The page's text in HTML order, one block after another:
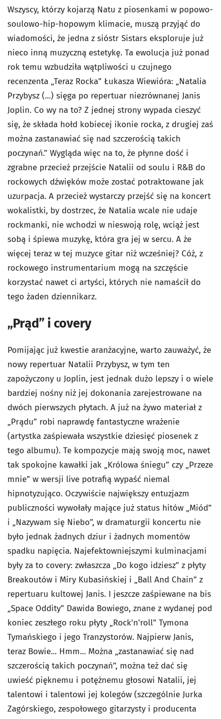
Wszyscy, którzy kojarzą Natu z piosenkami w popowo-
soulowo-hip-hopowym klimacie, muszą przyjąć do
wiadomości, że jedna z sióstr Sistars eksploruje już
nieco inną muzyczną estetykę. Ta ewolucja już ponad
rok temu wzbudziła wątpliwości u czujnego
recenzenta „Teraz Rocka” Łukasza Wiewióra: „Natalia
Przybysz (...) sięga po repertuar niezrównanej Janis
Joplin. Co wy na to? Z jednej strony wypada cieszyć
się, że składa hołd kobiecej ikonie rocka, z drugiej zaś
można zastanawiać się nad szczerością takich
poczynań.” Wygląda więc na to, że płynne dość i
zgrabne przecież przejście Natalii od soulu i R&B do
rockowych dźwięków może zostać potraktowane jak
uzurpacja. A przecież wystarczy przejść się na koncert
wokalistki, by dostrzec, że Natalia wcale nie udaje
rockmanki, nie wchodzi w nieswoją rolę, wciąż jest
sobą i śpiewa muzykę, która gra jej w sercu. A że
więcej teraz w tej muzyce gitar niż wcześniej? Cóż, z
rockowego instrumentarium mogą na szczęście
korzystać nawet ci artyści, których nie namaścił do
tego żaden dziennikarz.
„Prąd” i covery
Pomijając już kwestie aranżacyjne, warto zauważyć, że
nowy repertuar Natalii Przybysz, w tym ten
zapożyczony u Joplin, jest jednak dużo lepszy i o wiele
bardziej nośny niż jej dokonania zarejestrowane na
dwóch pierwszych płytach. A już na żywo materiał z
„Prądu” robi naprawdę fantastyczne wrażenie
(artystka zaśpiewała wszystkie dziesięć piosenek z
tego albumu). Te kompozycje mają swoją moc, nawet
tak spokojne kawałki jak „Królowa śniegu” czy „Przeze
mnie” w wersji live potrafią wypaść niemal
hipnotyzująco. Oczywiście największy entuzjazm
publiczności wywołały mające już status hitów „Miód”
i „Nazywam się Niebo”, w dramaturgii koncertu nie
było jednak żadnych dziur i żadnych momentów
spadku napięcia. Najefektowniejszymi kulminacjami
były za to covery: zwłaszcza „Do kogo idziesz” z płyty
Breakoutów i Miry Kubasińskiej i „Ball And Chain” z
repertuaru kultowej Janis. I jeszcze zaśpiewane na bis
„Space Oddity” Dawida Bowiego, znane z wydanej pod
koniec zeszłego roku płyty „Rock'n'roll” Tymona
Tymańskiego i jego Tranzystorów. Najpierw Janis,
teraz Bowie... Hmm... Można „zastanawiać się nad
szczerością takich poczynań”, można też dać się
uwieść pięknemu i potężnemu głosowi Natalii, jej
talentowi i talentowi jej kolegów (szczególnie Jurka
Zagórskiego, zespołowego gitarzysty i producenta